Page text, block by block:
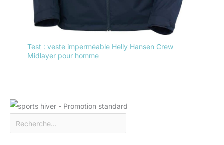
Test : veste imperméable Helly Hansen Crew
Midlayer pour homme